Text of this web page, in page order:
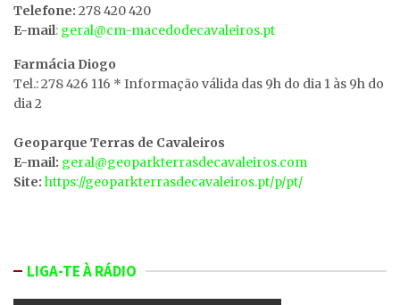
Telefone: 278 420 420
E-mail: geral@cm-macedodecavaleiros.pt
Farmácia Diogo
Tel.: 278 426 116 * Informação válida das 9h do dia 1 às 9h do
dia 2
Geoparque Terras de Cavaleiros
E-mail: geral@geoparkterrasdecavaleiros.com
Site: https://geoparkterrasdecavaleiros.pt/p/pt/
LIGA-TE À RÁDIO